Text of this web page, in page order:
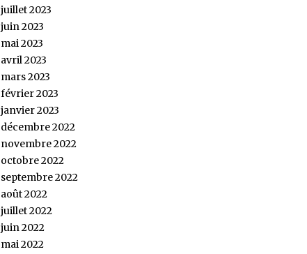
juillet 2023
juin 2023
mai 2023
avril 2023
mars 2023
février 2023
janvier 2023
décembre 2022
novembre 2022
octobre 2022
septembre 2022
août 2022
juillet 2022
juin 2022
mai 2022